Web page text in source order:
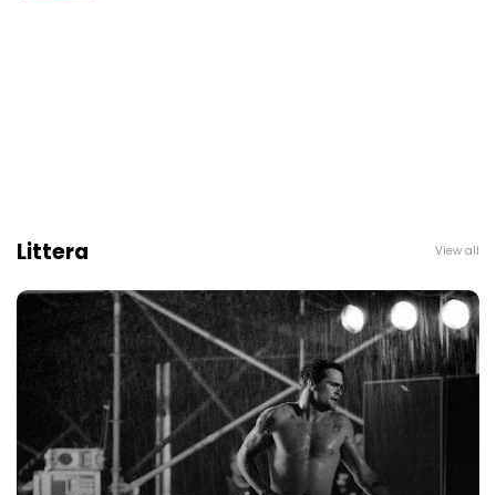
Littera View all